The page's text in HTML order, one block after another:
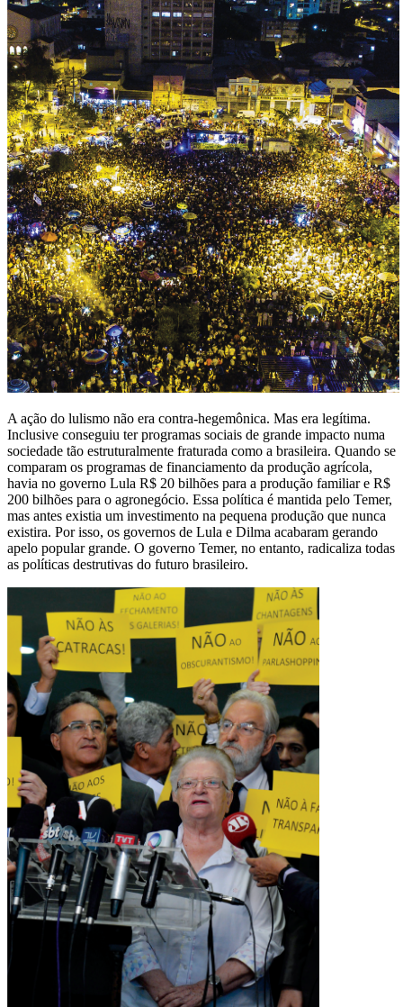
A ação do lulismo não era contra-hegemônica. Mas era legítima.
Inclusive conseguiu ter programas sociais de grande impacto numa
sociedade tão estruturalmente fraturada como a brasileira. Quando se
comparam os programas de financiamento da produção agrícola,
havia no governo Lula R$ 20 bilhões para a produção familiar e R$
200 bilhões para o agronegócio. Essa política é mantida pelo Temer,
mas antes existia um investimento na pequena produção que nunca
existira. Por isso, os governos de Lula e Dilma acabaram gerando
apelo popular grande. O governo Temer, no entanto, radicaliza todas
as políticas destrutivas do futuro brasileiro.